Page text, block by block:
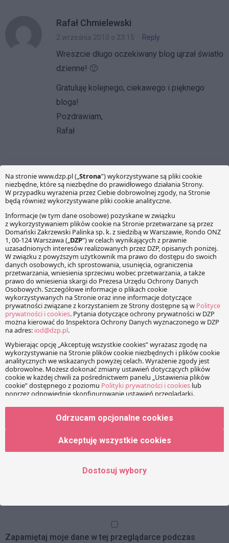
Rafał Chmielewski
2 września 2010 o 23:15 Reply
Wreszcie długo oczekiwany blog ujrzał światło
dzienne! 🙂
Gratuluję kolejnego, ciekawego i pięknego
bloga!
Pozdrawiam,
Rafał
KOMENTARZE
Twój adres e-mail nie zostanie opublikowany. Wymagane
pola są oznaczone*
Wiadomość
Imię
Zapamiętaj moje dane w tej przeglądarce podczas
Odrzucam opcjonalne cookies
Akceptuję wszystkie cookies
Dostosuj wybory